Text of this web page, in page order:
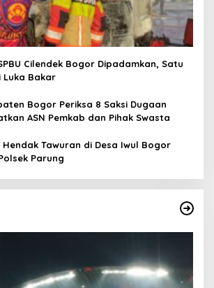
Cilendek Bogor Dipadamkan, Satu
Luka Bakar
Bogor Periksa 8 Saksi Dugaan
ASN Pemkab dan Pihak Swasta
Hendak Tawuran di Desa Iwul Bogor
Parung